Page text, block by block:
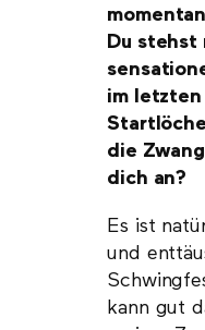
Du stehst
im letzten
die
dich an?
Es ist
und
kann gut